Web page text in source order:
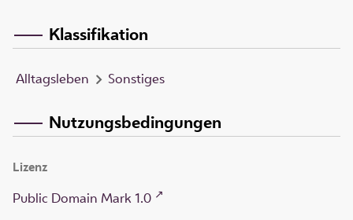
Klassifikation
Alltagsleben Sonstiges
Nutzungsbedingungen
Lizenz
Public Domain Mark 1.0